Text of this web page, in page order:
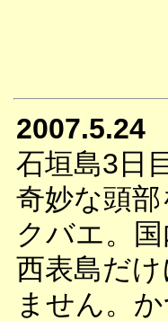
2007.5.24
石垣島3日
奇妙な頭
クバエ。
西表島だ
ません。